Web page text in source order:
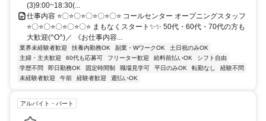
(3)9:00~18:30(...
仕事内容 ⭐〇⭐〇⭐〇⭐〇⭐〇⭐ コールセンター オープニングスタッフ
⭐〇⭐〇⭐〇⭐〇⭐〇⭐ まもなくスタート✨✨ 50代・60代・70代の方も
大歓迎(^O^)／ 《お仕事内容...
業界未経験者歓迎 扶養内勤務OK 副業・WワークOK
土日祝のみOK
主婦・主夫歓迎
60代も応募可 フリーター歓迎 給料前払いOK
シフト自由
学歴不問
即日勤務OK 固定時間制 職場見学可 平日のみOK 転勤なし
経験不問
未経験者歓迎
午前 経験者歓迎 週払いOK
アルバイト・パート